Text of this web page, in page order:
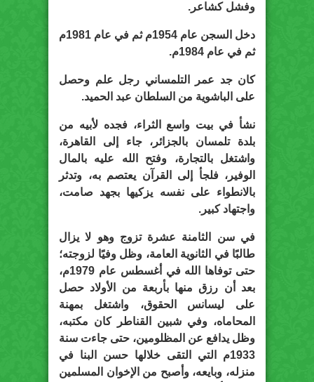
وفشل كشاعر.
دخل السجن عام 1954م ثم في عام 1981م
ثم في عام 1984م.
كان جد عمر التلمساني رجل علم وحصل
على الباشوية من السلطان عبد الحميد.
نشأ في بيت واسع الثراء، فجده لأبيه من
بلدة تلمسان بالجزائر، جاء إلى القاهرة،
واشتغل بالتجارة، وفتح الله عليه بالمال
الوفير، فلجأ إلى القرآن يعتصم به، وتدثر
بالانطواء على نفسه يزكيها بجهد صامت،
واجتهاد كبير.
في سن الثامنة عشرة تزوج وهو لا يزال
طالبًا في الثانوية العامة، وظل وفيًا لزوجته؛
حتى توفاها الله في أغسطس عام 1979م،
بعد أن رزق منها بأربعة من الأولاد حصل
على ليسانس الحقوق، واشتغل بمهنة
المحاماه، وفي شبين القناطر كان مكتبه،
وظل يدافع عن المظلومين، حتى جاءت سنة
1933م التي التقى خلالها حسن البنا في
منزله، وبايعه، وأصبح من الإخوان المسلمين